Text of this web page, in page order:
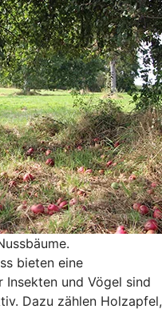
bieten eine
Insekten und Vögel sind
Dazu zählen Holzapfel,